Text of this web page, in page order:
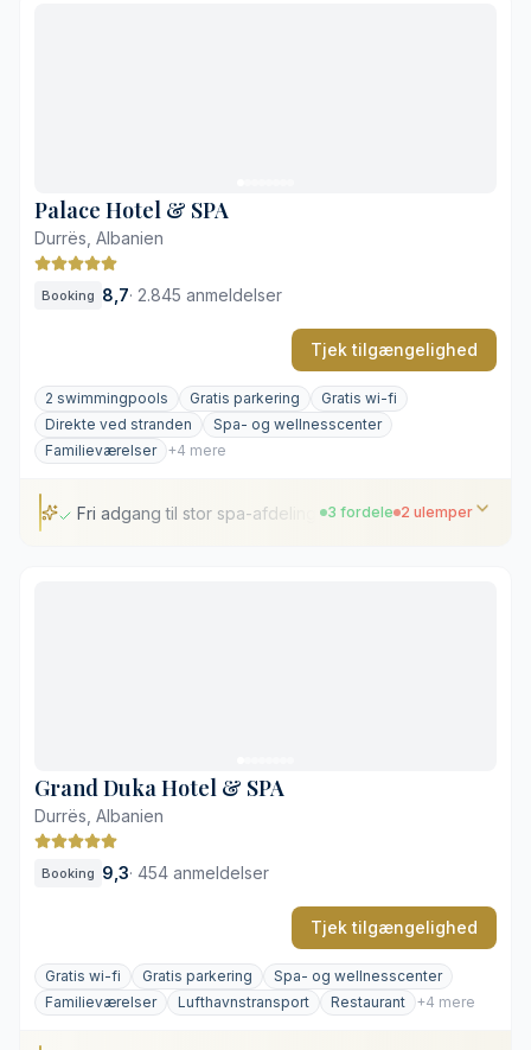
Palace Hotel & SPA
Durrës, Albanien
Booking 8,7· 2.845 anmeldelser
Tjek tilgængelighed
2 swimmingpools Gratis parkering
Gratis wi-fi
Direkte ved stranden
Spa- og wellnesscenter
Familieværelser
+4 mere
Fri adgang til stor spa-afdeling 3 fordele 2 ulemper
Grand Duka Hotel & SPA
Durrës, Albanien
Booking 9,3· 454 anmeldelser
Tjek tilgængelighed
Gratis wi-fi Gratis parkering
Spa- og wellnesscenter
Familieværelser
Lufthavnstransport Restaurant +4 mere